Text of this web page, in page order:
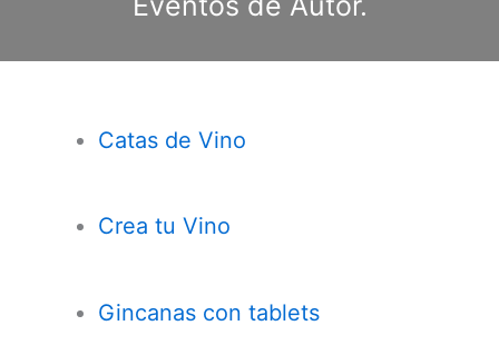
Catas de Vino
Crea tu Vino
Gincanas con tablets